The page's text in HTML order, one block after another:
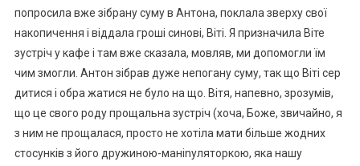
попросила вже зібрану суму в Антона, поклала зверху свої
накопичення і віддала гроші синові, Віті. Я призначила Віте
зустріч у кафе і там вже сказала, мовляв, ми допомогли їм
чим змогли. Антон зібрав дуже непогану суму, так що Віті сер
дитися і обра жатися не було на що. Вітя, напевно, зрозумів,
що це свого роду прощальна зустріч (хоча, Боже, звичайно, я
з ним не прощалася, просто не хотіла мати більше жодних
стосунків з його дружиною-маніnуляторкою, яка нашу